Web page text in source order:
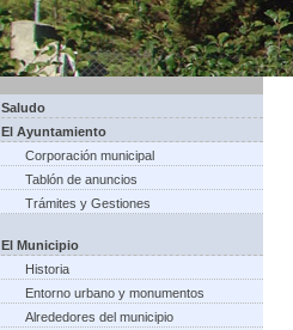
Saludo
El Ayuntamiento
Corporación municipal
Tablón de anuncios
Trámites y Gestiones
El Municipio
Historia
Entorno urbano y monumentos
Alrededores del municipio